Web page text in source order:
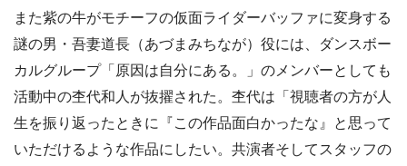
また紫の牛がモチーフの仮面ライダーバッファに変身する
謎の男・吾妻道長（あづまみちなが）役には、ダンスボー
カルグループ「原因は自分にある。」のメンバーとしても
活動中の杢代和人が抜擢された。杢代は「視聴者の方が人
生を振り返ったときに『この作品面白かったな』と思って
いただけるような作品にしたい。共演者そしてスタッフの